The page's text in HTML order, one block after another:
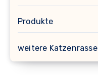
Produkte
weitere